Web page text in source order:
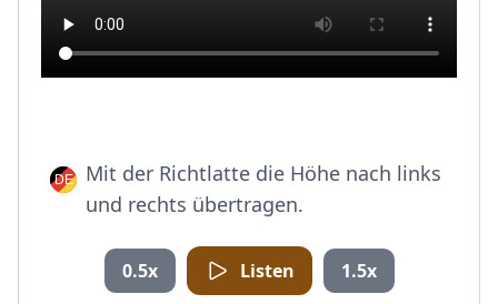
Mit der Richtlatte die Höhe nach links
und rechts übertragen.
0.5x Listen 1.5x